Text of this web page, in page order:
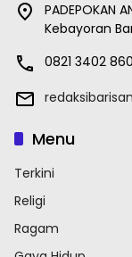
PADEPOKAN
Kebayoran
0821 3402
Menu
Terkini
Religi
Ragam